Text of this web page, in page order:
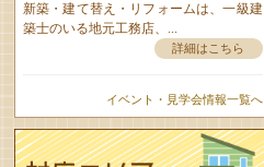
新築・建て替え・リフォームは、一級建
築士のいる地元工務店、...
詳細はこちら
イベント・見学会情報一覧へ